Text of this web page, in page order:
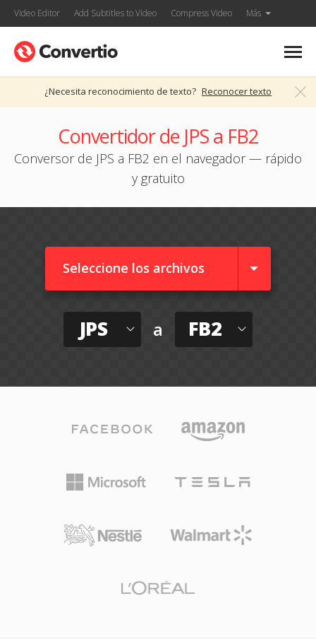
Video Editor Add Subtitles to Video Compress Video Más
¿Necesita reconocimiento de texto? Reconocer texto
Convertidor de JPS a FB2
Conversor de JPS a FB2 en el navegador — rápido
y gratuito
Seleccione los archivos
JPS a FB2